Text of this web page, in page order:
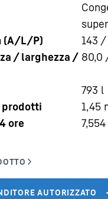
(A/L/P)
143 /
/ larghezza / 80,0
793 l
prodotti
1,45
ore
7,554